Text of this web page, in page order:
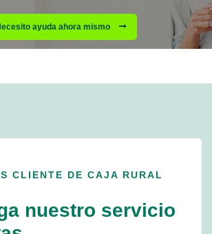
ayuda ahora mismo
CLIENTE DE CAJA RURAL
nuestro servicio